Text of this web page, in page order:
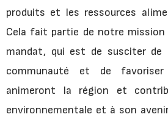
produits et les ressources
Cela fait partie de notre
mandat, qui est de susciter de
communauté et de
animeront la région et
environnementale et à son